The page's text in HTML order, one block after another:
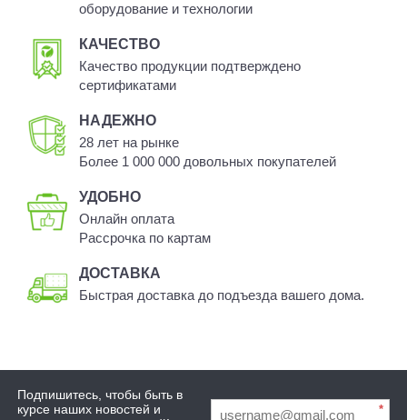
оборудование и технологии
КАЧЕСТВО
Качество продукции подтверждено
сертификатами
НАДЕЖНО
28 лет на рынке
Более 1 000 000 довольных покупателей
УДОБНО
Онлайн оплата
Рассрочка по картам
ДОСТАВКА
Быстрая доставка до подъезда вашего дома.
Подпишитесь, чтобы быть в
курсе наших новостей и
*